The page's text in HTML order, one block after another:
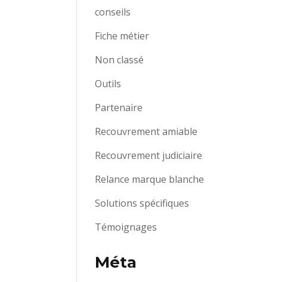
conseils
Fiche métier
Non classé
Outils
Partenaire
Recouvrement amiable
Recouvrement judiciaire
Relance marque blanche
Solutions spécifiques
Témoignages
Méta